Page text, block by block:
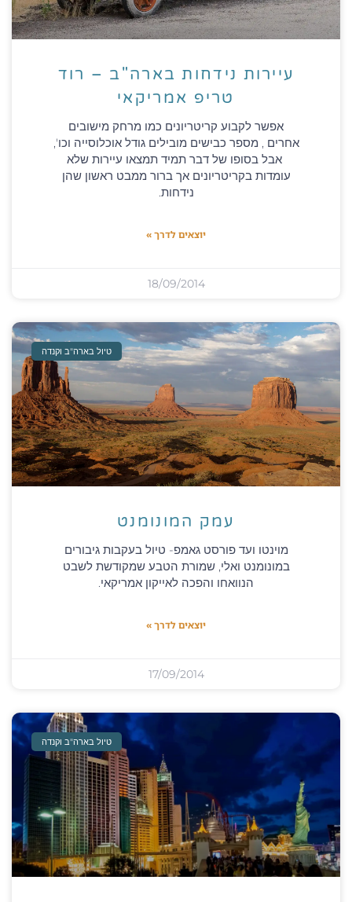
עיירות נידחות בארה"ב – רוד
טריפ אמריקאי
אפשר לקבוע קריטריונים כמו מרחק מישובים
אחרים , מספר כבישים מובילים גודל אוכלוסייה וכו',
אבל בסופו של דבר תמיד תמצאו עיירות שלא
עומדות בקריטריונים אך ברור ממבט ראשון שהן
נידחות.
יוצאים לדרך »
18/09/2014
טיול בארה"ב וקנדה
עמק המונומנט
מוינטו ועד פורסט גאמפ- טיול בעקבות גיבורים
במונומנט ואלי, שמורת הטבע שמקודשת לשבט
הנוואחו והפכה לאייקון אמריקאי.
יוצאים לדרך »
17/09/2014
טיול בארה"ב וקנדה